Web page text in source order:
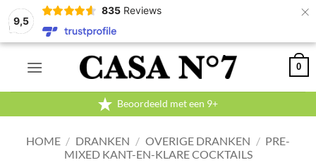
9,5
835 Reviews ×
Ga
0
Beoordeeld met een 9+
HOME / DRANKEN / OVERIGE DRANKEN / PRE-
MIXED KANT-EN-KLARE COCKTAILS